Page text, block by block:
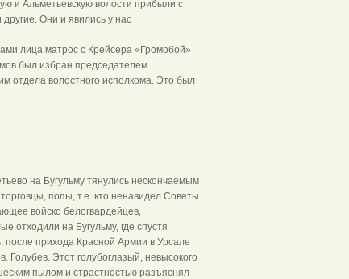
и Альметьевскую волости прибыли с
Они и явились у нас
лица матрос с Крейсера «Громобой»
был избран председателем
отдела волостного исполкома. Это был
на Бугульму тянулись нескончаемым
попы, т.е. кто ненавидел Советы
войско белогвардейцев,
отходили на Бугульму, где спустя
после прихода Красной Армии в Урсале
Голубев. Этот голубоглазый, невысокого
пылом и страстностью разъяснял